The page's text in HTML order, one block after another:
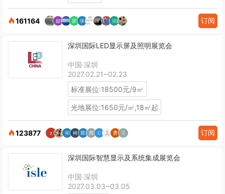
161164 订阅
深圳国际LED显示屏及照明展览会
中国·深圳
2027.02.21~02.23
标准展位:18500元/9㎡
光地展位:1650元/㎡,18㎡起
123877 订阅
深圳国际智慧显示及系统集成展览会
中国·深圳
2027.03.03~03.05